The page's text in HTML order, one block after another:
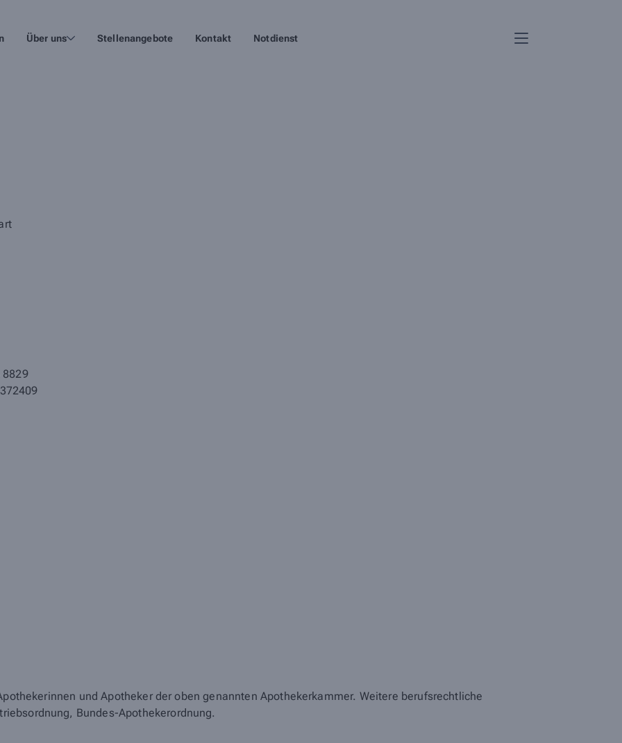
Über uns Stellenangebote Kontakt Notdienst
8829
und Apotheker der oben genannten Apothekerkammer. Weitere berufsrechtliche
Bundes-Apothekerordnung.